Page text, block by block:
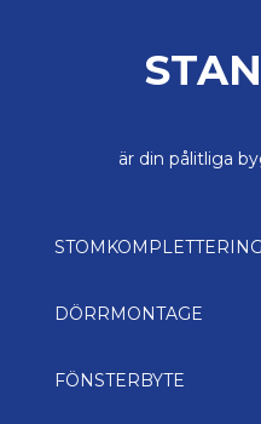
är din pålitliga
STOMKOMPLETTERING
DÖRRMONTAGE
FÖNSTERBYTE